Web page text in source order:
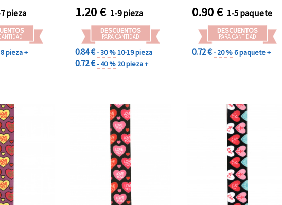
pieza
8 pieza +
1.20€ 1-9 pieza
DESCUENTOS
PARA CANTIDAD
0.84 €- 30 %10-19 pieza
0.72 €- 40 % 20 pieza +
0.90€ 1-5 paquete
DESCUENTOS
PARA CANTIDAD
0.72 €- 20 %6 paquete +